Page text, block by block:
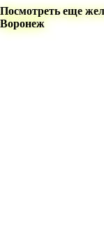
Посмотреть еще
Воронеж